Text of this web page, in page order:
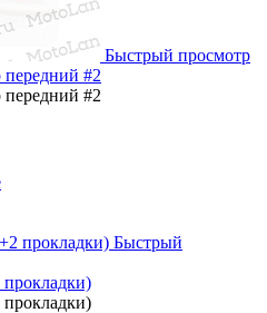
Быстрый просмотр
#2
#2
Быстрый